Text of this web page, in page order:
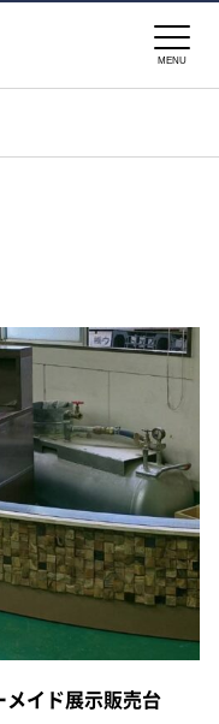
MENU
イド展示販売台